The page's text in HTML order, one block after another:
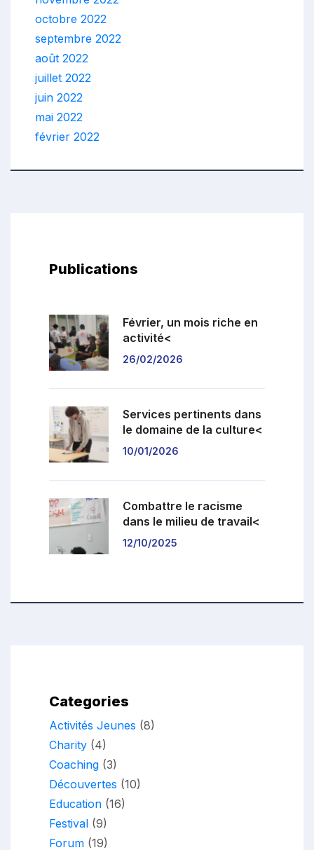
octobre 2022
septembre 2022
août 2022
juillet 2022
juin 2022
mai 2022
février 2022
Publications
Février, un mois riche en
activité<
26/02/2026
Services pertinents dans
le domaine de la culture<
10/01/2026
Combattre le racisme
dans le milieu de travail<
12/10/2025
Categories
Activités Jeunes (8)
Charity (4)
Coaching (3)
Découvertes (10)
Education (16)
Festival (9)
Forum (19)